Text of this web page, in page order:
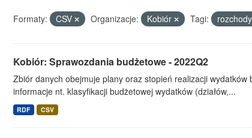
Formaty: CSV Organizacje: Kobiór Tagi: rozchody
Kobiór: Sprawozdania budżetowe - 2022Q2
Zbiór danych obejmuje plany oraz stopień realizacji
informacje nt. klasyfikacji budżetowej wydatków (działów,...
RDF CSV